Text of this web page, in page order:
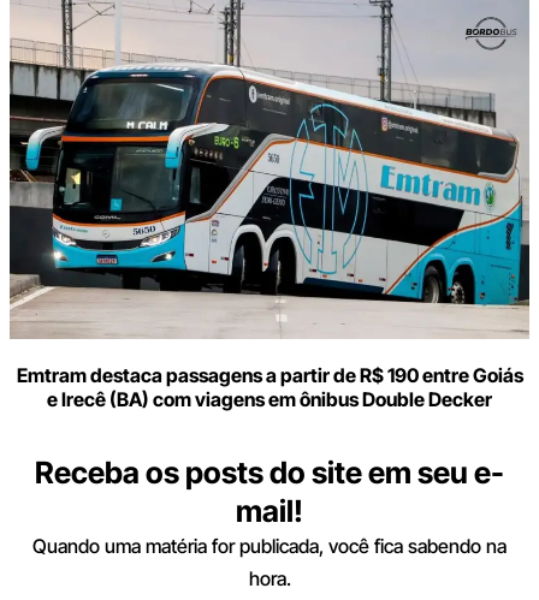
Emtram destaca passagens a partir de R$ 190 entre Goiás
e Irecê (BA) com viagens em ônibus Double Decker
Receba os posts do site em seu e-
mail!
Quando uma matéria for publicada, você fica sabendo na
hora.